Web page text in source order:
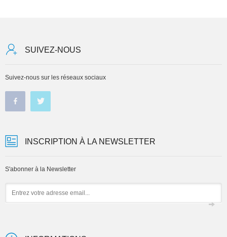
SUIVEZ-NOUS
Suivez-nous sur les réseaux sociaux
INSCRIPTION À LA NEWSLETTER
S'abonner à la Newsletter